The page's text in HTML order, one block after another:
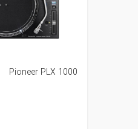
Pioneer PLX 1000